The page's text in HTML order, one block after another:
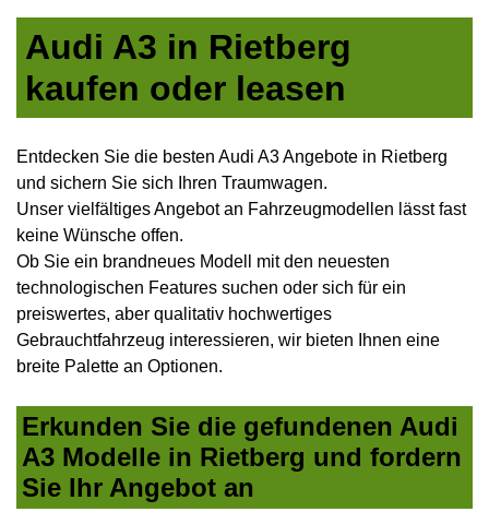
Audi A3 in Rietberg
kaufen oder leasen
Entdecken Sie die besten Audi A3 Angebote in Rietberg
und sichern Sie sich Ihren Traumwagen.
Unser vielfältiges Angebot an Fahrzeugmodellen lässt fast
keine Wünsche offen.
Ob Sie ein brandneues Modell mit den neuesten
technologischen Features suchen oder sich für ein
preiswertes, aber qualitativ hochwertiges
Gebrauchtfahrzeug interessieren, wir bieten Ihnen eine
breite Palette an Optionen.
Erkunden Sie die gefundenen Audi
A3 Modelle in Rietberg und fordern
Sie Ihr Angebot an